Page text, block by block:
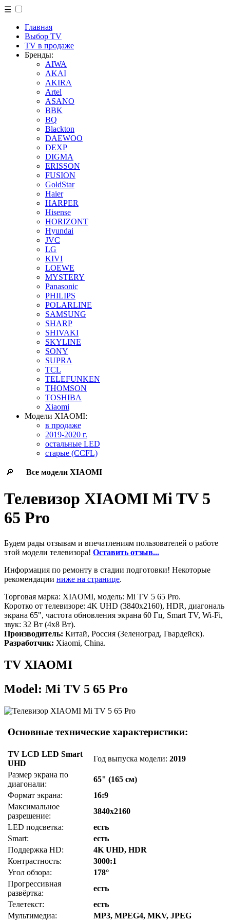
☰
Главная
Выбор TV
TV в продаже
Бренды:
AIWA
AKAI
AKIRA
Artel
ASANO
BBK
BQ
Blackton
DAEWOO
DEXP
DIGMA
ERISSON
FUSION
GoldStar
Haier
HARPER
Hisense
HORIZONT
Hyundai
JVC
LG
KIVI
LOEWE
MYSTERY
Panasonic
PHILIPS
POLARLINE
SAMSUNG
SHARP
SHIVAKI
SKYLINE
SONY
SUPRA
TCL
TELEFUNKEN
THOMSON
TOSHIBA
Xiaomi
Модели XIAOMI:
в продаже
2019-2020 г.
остальные LED
старые (CCFL)
🔎 Все модели XIAOMI
Телевизор XIAOMI Mi TV 5
65 Pro
Будем рады отзывам и впечатлениям пользователей о работе
этой модели телевизора! Оставить отзыв...
Информация по ремонту в стадии подготовки! Некоторые
рекомендации ниже на странице.
Торговая марка: XIAOMI, модель: Mi TV 5 65 Pro.
Коротко от телевизоре: 4K UHD (3840x2160), HDR, диагональ
экрана 65", частота обновления экрана 60 Гц, Smart TV, Wi-Fi,
звук: 32 Вт (4х8 Вт).
Производитель: Китай, Россия (Зеленоград, Гвардейск).
Разработчик: Xiaomi, China.
TV XIAOMI
Model: Mi TV 5 65 Pro
Основные технические характеристики:
TV LCD LED Smart
UHD
Год выпуска модели:2019
Размер экрана по
диагонали:
65" (165 см)
Формат экрана:
16:9
Максимальное
разрешение:
3840x2160
LED подсветка:
есть
Smart:
есть
Поддержка HD:
4K UHD, HDR
Контрастность:
3000:1
Угол обзора:
178°
Прогрессивная
развёртка:
есть
Телетекст:
есть
Мультимедиа:
MP3, MPEG4, MKV, JPEG